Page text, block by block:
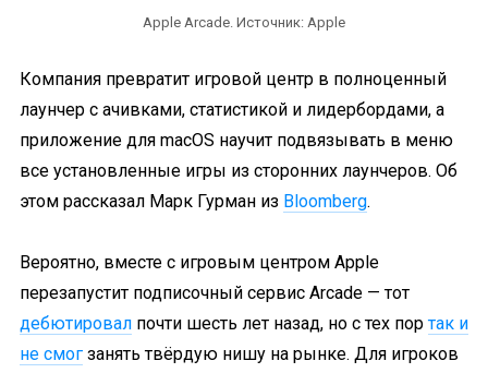
Apple Arcade. Источник: Apple
Компания превратит игровой центр в полноценный
лаунчер с ачивками, статистикой и лидербордами, а
приложение для macOS научит подвязывать в меню
все установленные игры из сторонних лаунчеров. Об
этом рассказал Марк Гурман из Bloomberg.
Вероятно, вместе с игровым центром Apple
перезапустит подписочный сервис Arcade — тот
дебютировал почти шесть лет назад, но с тех портак и
не смог занять твёрдую нишу на рынке. Для игроков